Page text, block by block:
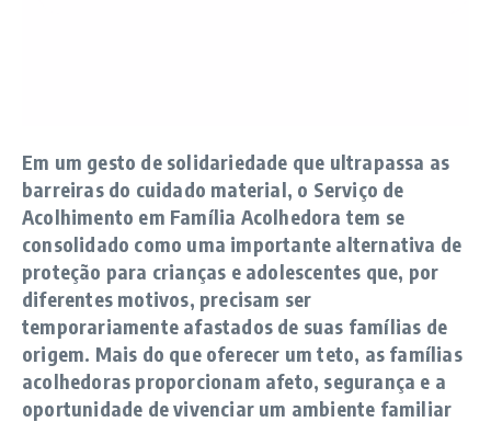
Em um gesto de solidariedade que ultrapassa as
barreiras do cuidado material, o Serviço de
Acolhimento em Família Acolhedora tem se
consolidado como uma importante alternativa de
proteção para crianças e adolescentes que, por
diferentes motivos, precisam ser
temporariamente afastados de suas famílias de
origem. Mais do que oferecer um teto, as famílias
acolhedoras proporcionam afeto, segurança e a
oportunidade de vivenciar um ambiente familiar